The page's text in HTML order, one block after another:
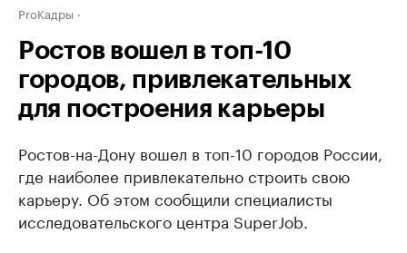
ProКадры
Ростов вошел в топ-10
городов, привлекательных
для построения карьеры
Ростов-на-Дону вошел в топ-10 городов России,
где наиболее привлекательно строить свою
карьеру. Об этом сообщили специалисты
исследовательского центра SuperJob.